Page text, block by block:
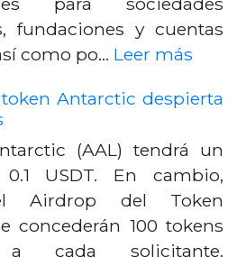
fundaciones y cuentas
como po… Leer más
Antarctic despierta
(AAL) tendrá un
USDT. En cambio,
Airdrop del Token
concederán 100 tokens
a cada solicitante.